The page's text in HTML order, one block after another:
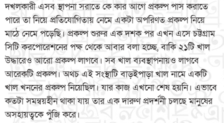
দখলকারী এসব স্থাপনা সরাতে কে কার আগে প্রকল্প পাস করাতে
পারে তা নিয়ে প্রতিযোগিতায় নেমে একটা অপরিণত প্রকল্প নিয়ে
মাঠে নেমে পড়েছি। প্রকল্প শুরুর এক দশক পর এখন এসে চট্টগ্রাম
সিটি করপোরেশনের পক্ষ থেকে আবার বলা হচ্ছে, বাকি ২১টি খাল
উদ্ধারেও আরো প্রকল্প লাগবে। সব খাল ব্যবস্থাপনায়ও লাগবে
আরেকটি প্রকল্প। অথচ এই সংস্থাটি বাড়ইপাড়া খাল নামে একটি
খাল খননের প্রকল্প নিয়েছিল। যার কাজ এখনো শেষ হয়নি। এভাবে
কতটা সমন্বয়হীন থাকা যায় তার এক দারুণ প্রদর্শনী চলছে মানুষের
অসহায়ত্বকে পুঁজি করে।